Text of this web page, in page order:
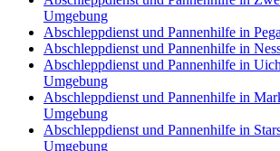
Umgebung
Abschleppdienst und Pannenhilfe in
Abschleppdienst und Pannenhilfe in
Abschleppdienst und Pannenhilfe in
Umgebung
Abschleppdienst und Pannenhilfe in
Umgebung
Abschleppdienst und Pannenhilfe in
Umgebung